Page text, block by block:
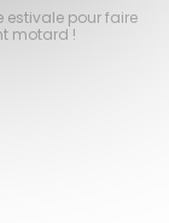
estivale pour faire
motard !